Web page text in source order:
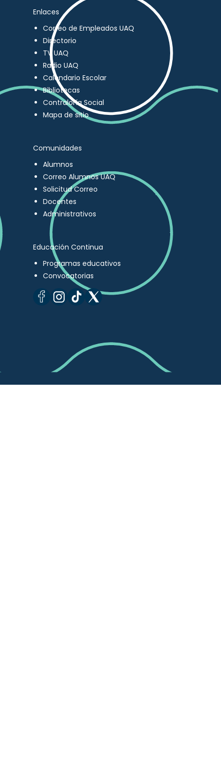
Enlaces
Correo de Empleados UAQ
Directorio
TV UAQ
Radio UAQ
Calendario Escolar
Bibliotecas
Contraloría Social
Mapa de sitio
Comunidades
Alumnos
Correo Alumnos UAQ
Solicitud Correo
Docentes
Administrativos
Educación Continua
Programas educativos
Convocatorias